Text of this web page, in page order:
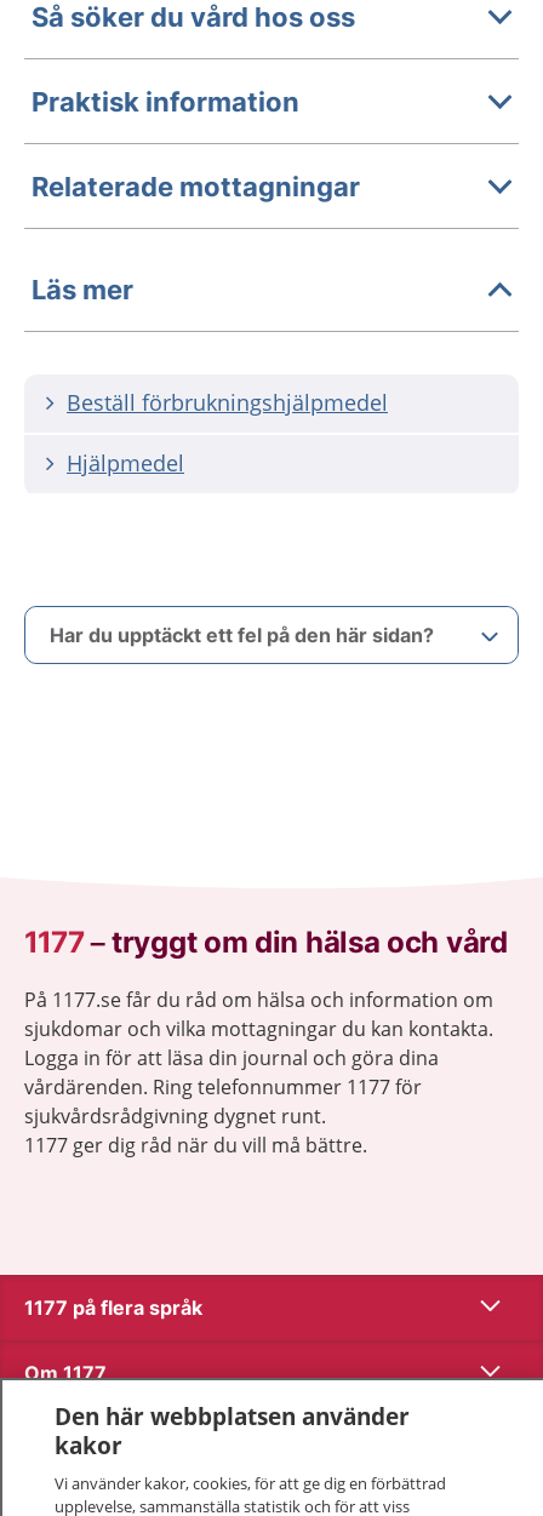
Så söker du vård hos oss
Praktisk information
Relaterade mottagningar
Läs mer
Beställ förbrukningshjälpmedel
Hjälpmedel
Har du upptäckt ett fel på den här sidan?
1177–tryggt om din hälsa och vård
På 1177.se får du råd om hälsa och information om
sjukdomar och vilka mottagningar du kan kontakta.
Logga in för att läsa din journal och göra dina
vårdärenden. Ring telefonnummer 1177 för
sjukvårdsrådgivning dygnet runt.
1177 ger dig råd när du vill må bättre.
1177 på flera språk Visa
Om 1177 Visa
Kontakt
Den här webbplatsen använder
kakor
Vi använder kakor, cookies, för att ge dig en förbättrad
upplevelse, sammanställa statistik och för att viss